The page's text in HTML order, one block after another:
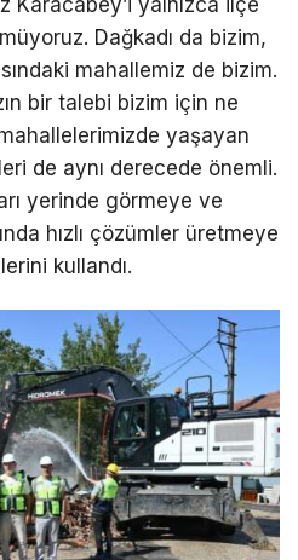
Dağkadı da bizim,
mahallemiz de bizim.
bir talebi bizim için ne
yaşayan
de aynı derecede önemli.
yerinde görmeye ve
hızlı çözümler üretmeye
kullandı.